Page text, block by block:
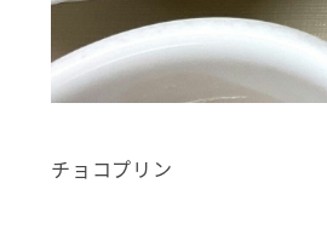
チョコプリン